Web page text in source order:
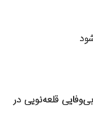
قلعه‌نویی در